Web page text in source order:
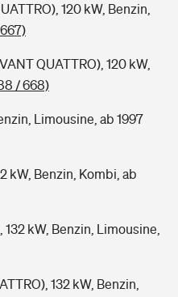
120 kW, Benzin,
QUATTRO), 120 kW,
/ 668)
Limousine, ab 1997
kW, Benzin, Kombi, ab
kW, Benzin, Limousine,
132 kW, Benzin,